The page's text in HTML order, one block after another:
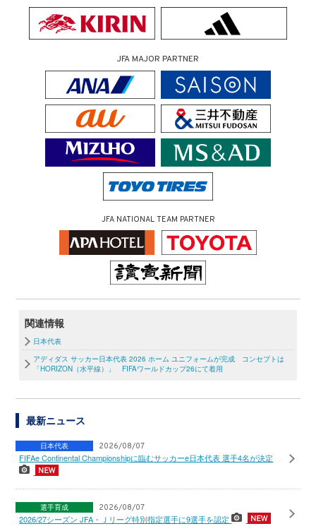
JFA MAJOR PARTNER
JFA NATIONAL TEAM PARTNER
関連情報
日本代表
アディダス サッカー日本代表 2026 ホーム ユニフォームが完成 コンセプトは
「HORIZON（水平線）」 FIFAワールドカップ26にて着用
最新ニュース
日本代表 2026/08/07
FIFAe Continental Championshipに臨むサッカーe日本代表 選手4名が決定
選手育成 2026/08/07
2026/27シーズン JFA・Ｊリーグ特別指定選手に9選手を認定